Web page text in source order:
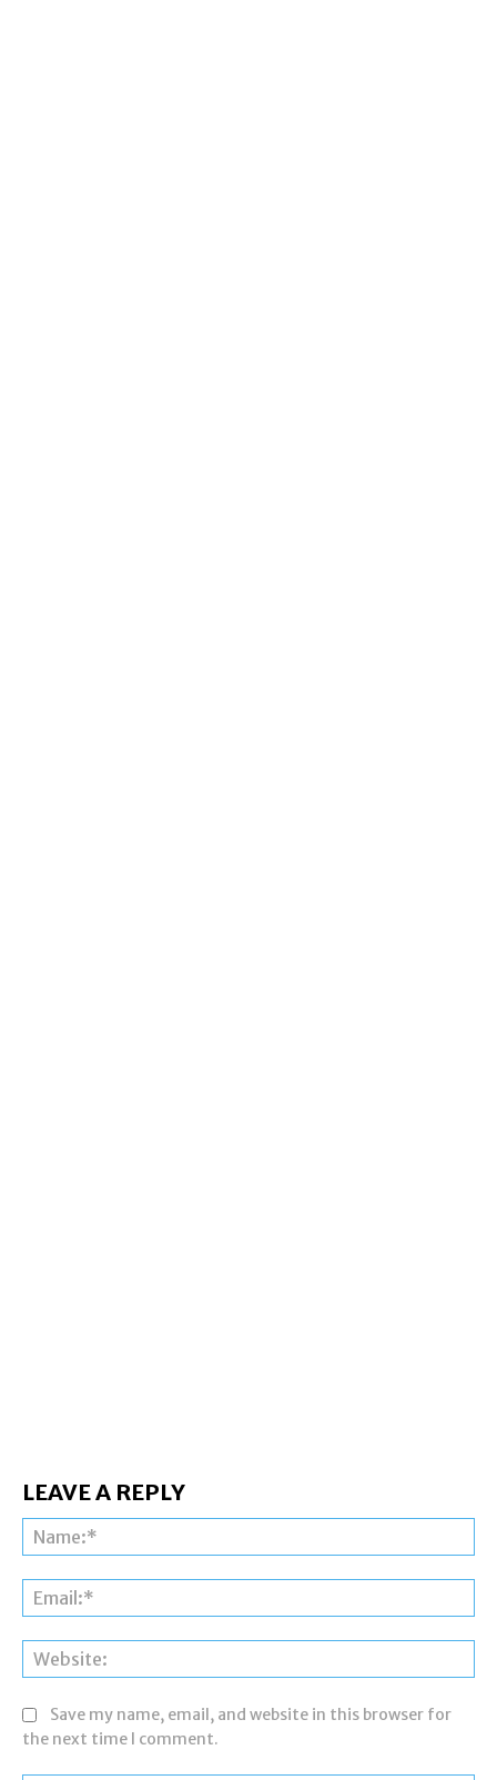
LEAVE A REPLY
Save my name, email, and website in this browser for
the next time I comment.